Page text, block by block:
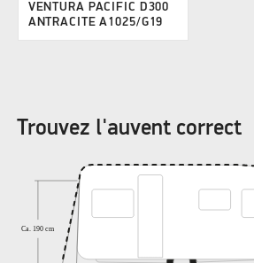
VENTURA PACIFIC D300
ANTRACITE A1025/G19
Trouvez l'auvent correct